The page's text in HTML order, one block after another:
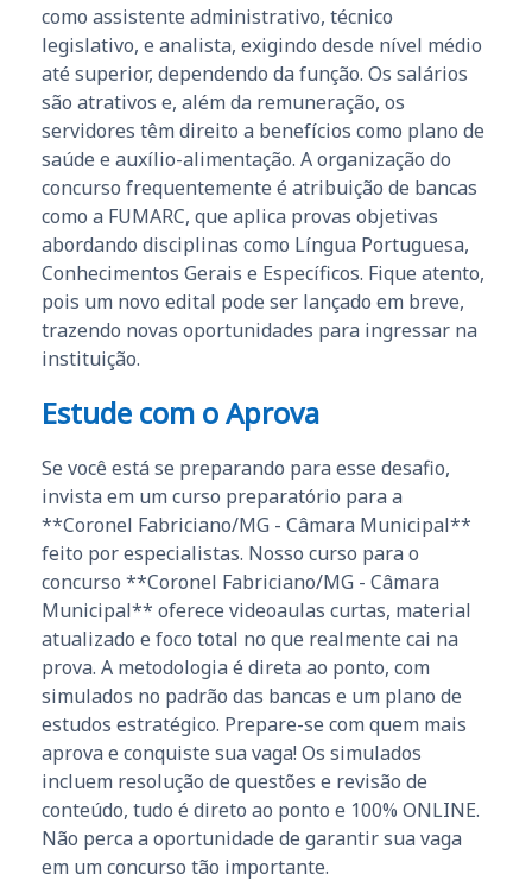
como assistente administrativo, técnico
legislativo, e analista, exigindo desde nível médio
até superior, dependendo da função. Os salários
são atrativos e, além da remuneração, os
servidores têm direito a benefícios como plano de
saúde e auxílio-alimentação. A organização do
concurso frequentemente é atribuição de bancas
como a FUMARC, que aplica provas objetivas
abordando disciplinas como Língua Portuguesa,
Conhecimentos Gerais e Específicos. Fique atento,
pois um novo edital pode ser lançado em breve,
trazendo novas oportunidades para ingressar na
instituição.
Estude com o Aprova
Se você está se preparando para esse desafio,
invista em um curso preparatório para a
**Coronel Fabriciano/MG - Câmara Municipal**
feito por especialistas. Nosso curso para o
concurso **Coronel Fabriciano/MG - Câmara
Municipal** oferece videoaulas curtas, material
atualizado e foco total no que realmente cai na
prova. A metodologia é direta ao ponto, com
simulados no padrão das bancas e um plano de
estudos estratégico. Prepare-se com quem mais
aprova e conquiste sua vaga! Os simulados
incluem resolução de questões e revisão de
conteúdo, tudo é direto ao ponto e 100% ONLINE.
Não perca a oportunidade de garantir sua vaga
em um concurso tão importante.